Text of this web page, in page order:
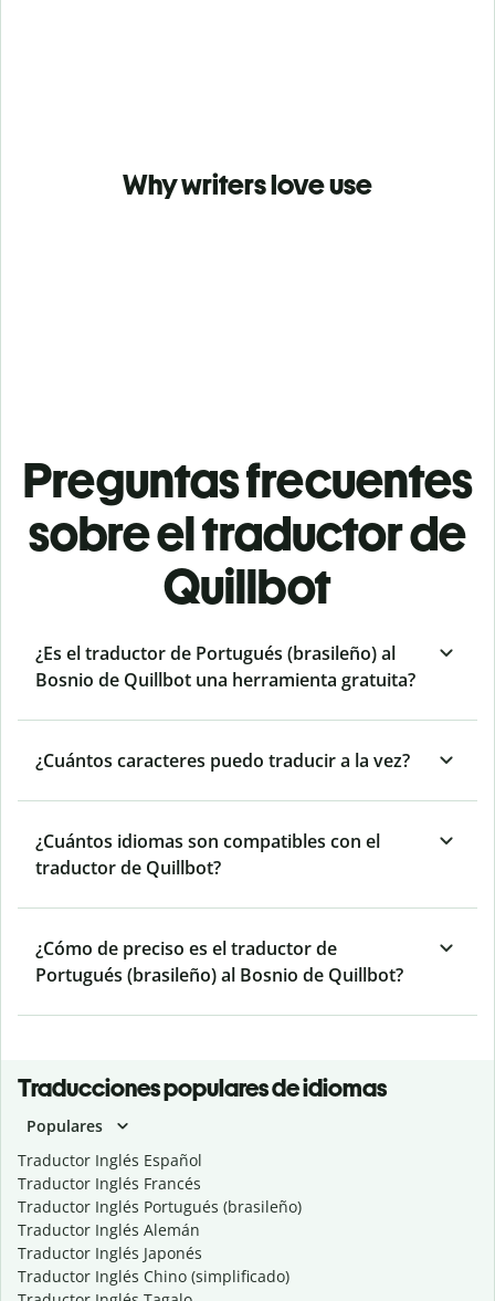
Why writers love use
Preguntas frecuentes
sobre el traductor de
Quillbot
¿Es el traductor de Portugués (brasileño) al
Bosnio de Quillbot una herramienta gratuita?
¿Cuántos caracteres puedo traducir a la vez?
¿Cuántos idiomas son compatibles con el
traductor de Quillbot?
¿Cómo de preciso es el traductor de
Portugués (brasileño) al Bosnio de Quillbot?
Traducciones populares de idiomas
Populares
Traductor Inglés Español
Traductor Inglés Francés
Traductor Inglés Portugués (brasileño)
Traductor Inglés Alemán
Traductor Inglés Japonés
Traductor Inglés Chino (simplificado)